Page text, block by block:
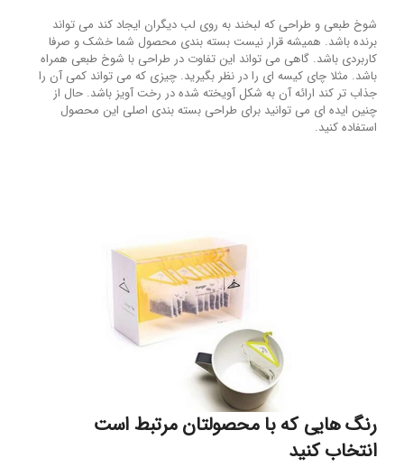
شوخ طبعی و طراحی که لبخند به روی لب دیگران ایجاد کند می تواند
برنده باشد. همیشه قرار نیست بسته بندی محصول شما خشک و صرفا
کاربردی باشد. گاهی می تواند این تفاوت در طراحی با شوخ طبعی همراه
باشد. مثلا چای کیسه ای را در نظر بگیرید. چیزی که می تواند کمی آن را
جذاب تر کند ارائه آن به شکل آویخته شده در رخت آویز باشد. حال از
چنین ایده ای می توانید برای طراحی بسته بندی اصلی این محصول
استفاده کنید.
رنگ هایی که با محصولتان مرتبط است
انتخاب کنید